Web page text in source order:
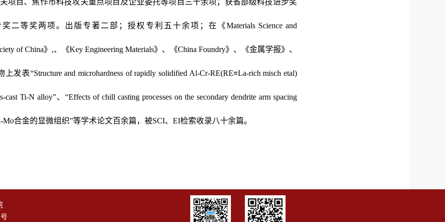
项目、焦作市科技攻关重点项目及企业委托等项目三十余项；获省部级科技进步奖
二等奖两项。出版专著二部；授权专利五十余项；在《Materials Science and
of China》 ,、《Key Engineering Materials》、《China Foundry》、《金属学报》、
上发表“Structure and microhardness of rapidly solidified Al-Cr-RE(RE≡La-rich misch etal)
cast Ti-N alloy”、“Effects of chill casting processes on the secondary dendrite arm spacing
Mo合金的显微组织”等学术论文百余篇，被SCI、 EI检索收录八十余篇。